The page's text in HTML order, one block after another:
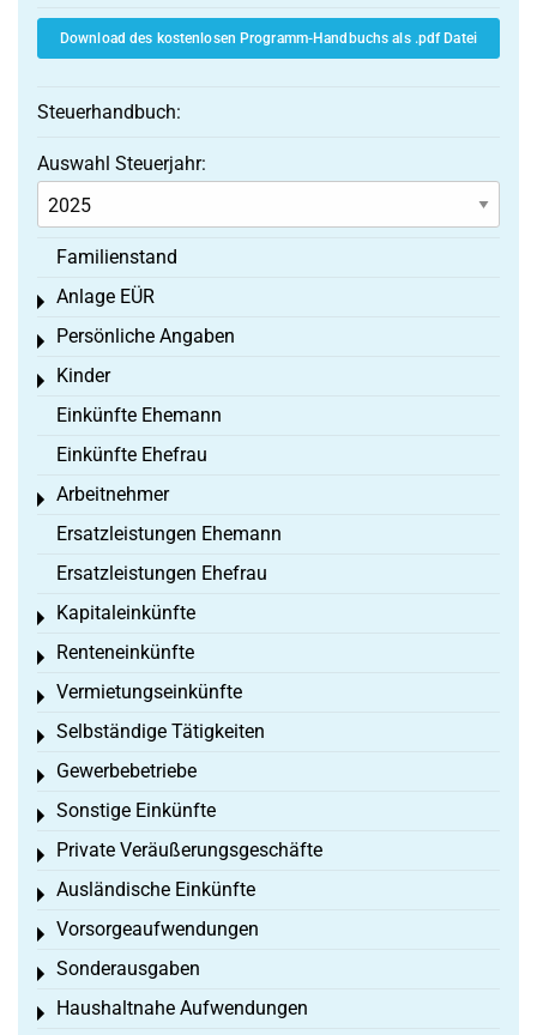
Download des kostenlosen Programm-Handbuchs als .pdf Datei
Steuerhandbuch:
Auswahl Steuerjahr:
Familienstand
Anlage EÜR
Toggle menu
Persönliche Angaben
Toggle menu
Kinder
Toggle menu
Einkünfte Ehemann
Einkünfte Ehefrau
Arbeitnehmer
Toggle menu
Ersatzleistungen Ehemann
Ersatzleistungen Ehefrau
Kapitaleinkünfte
Toggle menu
Renteneinkünfte
Toggle menu
Vermietungseinkünfte
Toggle menu
Selbständige Tätigkeiten
Toggle menu
Gewerbebetriebe
Toggle menu
Sonstige Einkünfte
Toggle menu
Private Veräußerungsgeschäfte
Toggle menu
Ausländische Einkünfte
Toggle menu
Vorsorgeaufwendungen
Toggle menu
Sonderausgaben
Toggle menu
Haushaltnahe Aufwendungen
Toggle menu